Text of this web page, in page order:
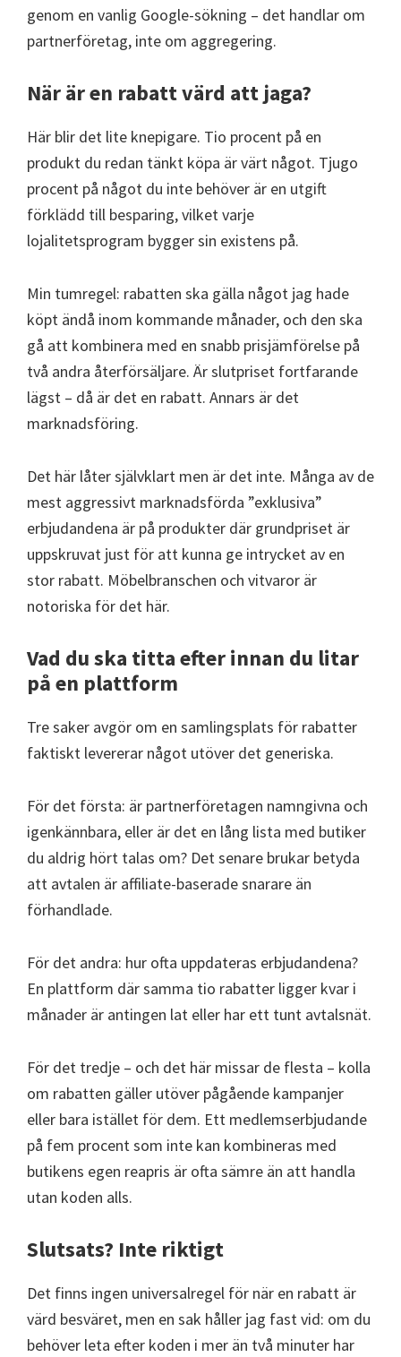
genom en vanlig Google-sökning – det handlar om
partnerföretag, inte om aggregering.
När är en rabatt värd att jaga?
Här blir det lite knepigare. Tio procent på en
produkt du redan tänkt köpa är värt något. Tjugo
procent på något du inte behöver är en utgift
förklädd till besparing, vilket varje
lojalitetsprogram bygger sin existens på.
Min tumregel: rabatten ska gälla något jag hade
köpt ändå inom kommande månader, och den ska
gå att kombinera med en snabb prisjämförelse på
två andra återförsäljare. Är slutpriset fortfarande
lägst – då är det en rabatt. Annars är det
marknadsföring.
Det här låter självklart men är det inte. Många av de
mest aggressivt marknadsförda ”exklusiva”
erbjudandena är på produkter där grundpriset är
uppskruvat just för att kunna ge intrycket av en
stor rabatt. Möbelbranschen och vitvaror är
notoriska för det här.
Vad du ska titta efter innan du litar
på en plattform
Tre saker avgör om en samlingsplats för rabatter
faktiskt levererar något utöver det generiska.
För det första: är partnerföretagen namngivna och
igenkännbara, eller är det en lång lista med butiker
du aldrig hört talas om? Det senare brukar betyda
att avtalen är affiliate-baserade snarare än
förhandlade.
För det andra: hur ofta uppdateras erbjudandena?
En plattform där samma tio rabatter ligger kvar i
månader är antingen lat eller har ett tunt avtalsnät.
För det tredje – och det här missar de flesta – kolla
om rabatten gäller utöver pågående kampanjer
eller bara istället för dem. Ett medlemserbjudande
på fem procent som inte kan kombineras med
butikens egen reapris är ofta sämre än att handla
utan koden alls.
Slutsats? Inte riktigt
Det finns ingen universalregel för när en rabatt är
värd besväret, men en sak håller jag fast vid: om du
behöver leta efter koden i mer än två minuter har